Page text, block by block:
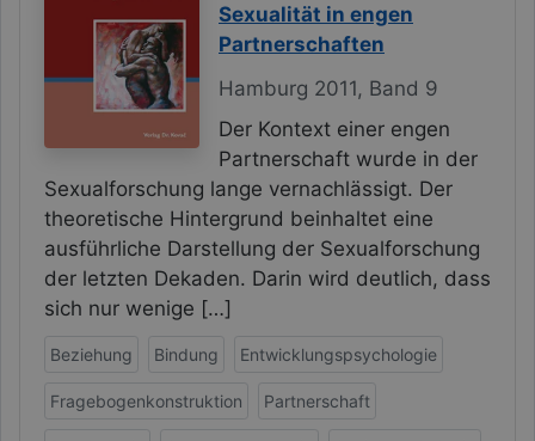
Sexualität in engen
Partnerschaften
Hamburg 2011, Band 9
Der Kontext einer engen
Partnerschaft wurde in der
Sexualforschung lange vernachlässigt. Der
theoretische Hintergrund beinhaltet eine
ausführliche Darstellung der Sexualforschung
der letzten Dekaden. Darin wird deutlich, dass
sich nur wenige […]
Beziehung Bindung Entwicklungspsychologie
Fragebogenkonstruktion Partnerschaft